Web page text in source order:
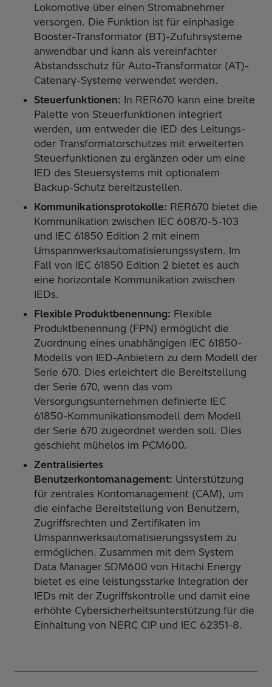
Lokomotive über einen Stromabnehmer
versorgen. Die Funktion ist für einphasige
Booster-Transformator (BT)-Zufuhrsysteme
anwendbar und kann als vereinfachter
Abstandsschutz für Auto-Transformator (AT)-
Catenary-Systeme verwendet werden.
Steuerfunktionen: In RER670 kann eine breite
Palette von Steuerfunktionen integriert
werden, um entweder die IED des Leitungs-
oder Transformatorschutzes mit erweiterten
Steuerfunktionen zu ergänzen oder um eine
IED des Steuersystems mit optionalem
Backup-Schutz bereitzustellen.
Kommunikationsprotokolle: RER670 bietet die
Kommunikation zwischen IEC 60870-5-103
und IEC 61850 Edition 2 mit einem
Umspannwerksautomatisierungssystem. Im
Fall von IEC 61850 Edition 2 bietet es auch
eine horizontale Kommunikation zwischen
IEDs.
Flexible Produktbenennung: Flexible
Produktbenennung (FPN) ermöglicht die
Zuordnung eines unabhängigen IEC 61850-
Modells von IED-Anbietern zu dem Modell der
Serie 670. Dies erleichtert die Bereitstellung
der Serie 670, wenn das vom
Versorgungsunternehmen definierte IEC
61850-Kommunikationsmodell dem Modell
der Serie 670 zugeordnet werden soll. Dies
geschieht mühelos im PCM600.
Zentralisiertes
Benutzerkontomanagement: Unterstützung
für zentrales Kontomanagement (CAM), um
die einfache Bereitstellung von Benutzern,
Zugriffsrechten und Zertifikaten im
Umspannwerksautomatisierungssystem zu
ermöglichen. Zusammen mit dem System
Data Manager SDM600 von Hitachi Energy
bietet es eine leistungsstarke Integration der
IEDs mit der Zugriffskontrolle und damit eine
erhöhte Cybersicherheitsunterstützung für die
Einhaltung von NERC CIP und IEC 62351-8.